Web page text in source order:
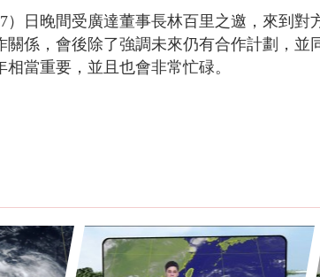
）日晚間受廣達董事長林百里之邀，來到對
關係，會後除了強調未來仍有合作計劃，並
當重要，並且也會非常忙碌。